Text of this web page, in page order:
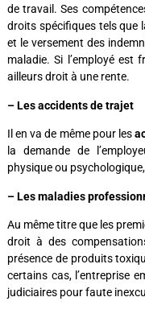
de travail. Ses
droits spécifiques tels que
et le versement des
maladie. Si l’employé est
ailleurs droit à une rente.
– Les accidents de trajet
Il en va de même pour les
la demande de
physique ou
– Les maladies
Au même titre que les
droit à des
présence de produits
certains cas, l’entreprise
judiciaires pour faute